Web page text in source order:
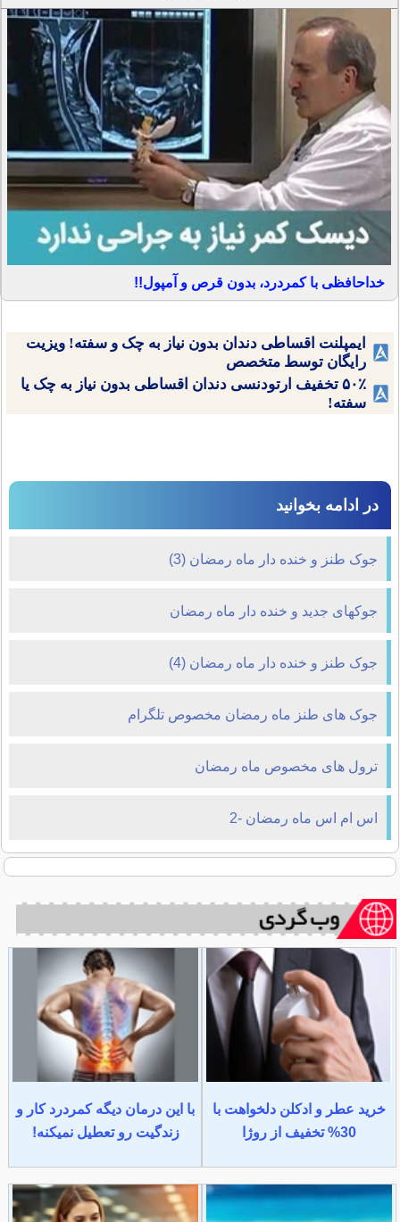
خداحافظی با کمردرد، بدون قرص و آمپول!!
ایمپلنت اقساطی دندان بدون نیاز به چک و سفته! ویزیت
رایگان توسط متخصص
۵۰٪ تخفیف ارتودنسی دندان اقساطی بدون نیاز به چک یا
سفته!
در ادامه بخوانید
جوک طنز و خنده دار ماه رمضان (3)
جوکهای جدید و خنده دار ماه رمضان
جوک طنز و خنده دار ماه رمضان (4)
جوک های طنز ماه رمضان مخصوص تلگرام
ترول های مخصوص ماه رمضان
اس ام اس ماه رمضان -2
خرید عطر و ادکلن دلخواهت با
30% تخفیف از روژا
با این درمان دیگه کمردرد کار و
زندگیت رو تعطیل نمیکنه!